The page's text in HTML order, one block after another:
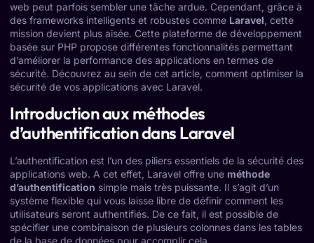
web peut parfois sembler une tâche ardue. Cependant, grâce à
des frameworks intelligents et robustes comme Laravel, cette
mission devient plus aisée. Cette plateforme de développement
basée sur PHP propose différentes fonctionnalités permettant
d’améliorer la performance des applications en termes de
sécurité. Découvrez au sein de cet article, comment optimiser la
sécurité de vos applications avec Laravel.
Introduction aux méthodes
d’authentification dans Laravel
L’authentification est l’un des piliers essentiels de la sécurité des
applications web. A cet effet, Laravel offre une méthode
d’authentification simple mais très puissante. Il s’agit d’un
système flexible qui vous laisse libre de définir comment les
utilisateurs seront authentifiés. De ce fait, il est possible de
spécifier une combinaison de plusieurs colonnes dans les tables